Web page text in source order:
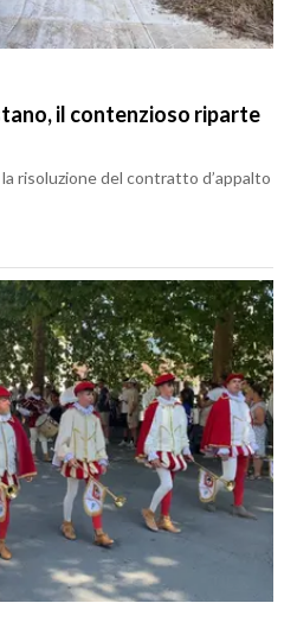
il contenzioso riparte
risoluzione del contratto d’appalto